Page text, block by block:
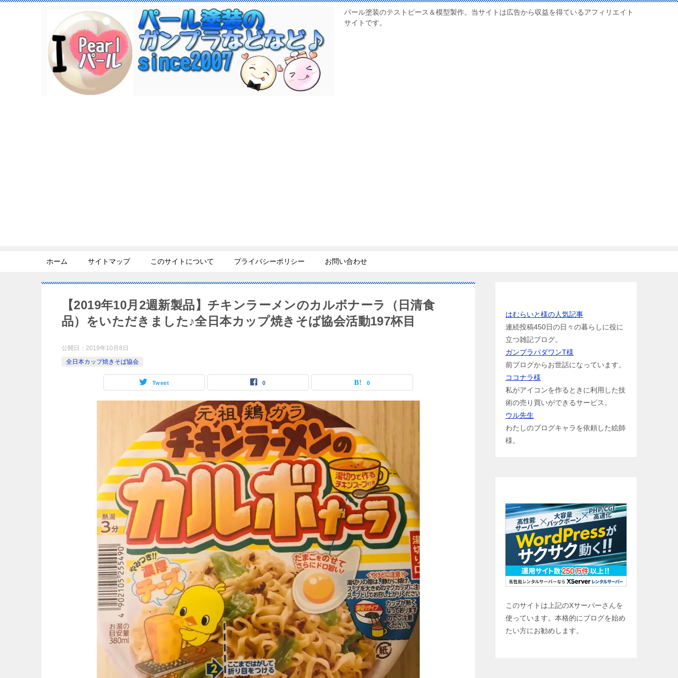
パール塗装のテストピース＆模型製作。当サイトは広告から収益を得ているアフィリエイト
サイトです。
ホーム サイトマップ このサイトについて プライバシーポリシー お問い合わせ
【2019年10月2週新製品】チキンラーメンのカルボナーラ（日清食
品）をいただきました♪全日本カップ焼きそば協会活動197杯目
公開日： 2019年10月8日
全日本カップ焼きそば協会
Tweet 0 0
はむらいと様の人気記事
連続投稿450日の日々の暮らしに役に
立つ雑記ブログ。
ガンプラパダワンT様
前ブログからお世話になっています。
ココナラ様
私がアイコンを作るときに利用した技
術の売り買いができるサービス。
ウル先生
わたしのブログキャラを依頼した絵師
様。
このサイトは上記のXサーバーさんを
使っています。本格的にブログを始め
たい方にお勧めします。